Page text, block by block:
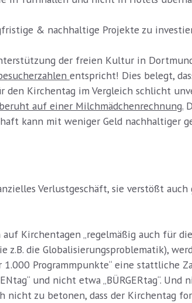
& nachhaltige Projekte zu
der freien Kultur in
entspricht! Dies belegt,
Kirchentag im Vergleich schlicht
auf einer Milchmädchenrechnung.
kann mit weniger Geld nachhaltiger
Verlustgeschäft, sie verstößt auch
auf Kirchentagen „regelmäßig auch für
die Globalisierungsproblematik),
Programmpunkte“ eine stattliche
und nicht etwa „BÜRGERtag“. Und
nicht zu betonen, dass der Kirchentag